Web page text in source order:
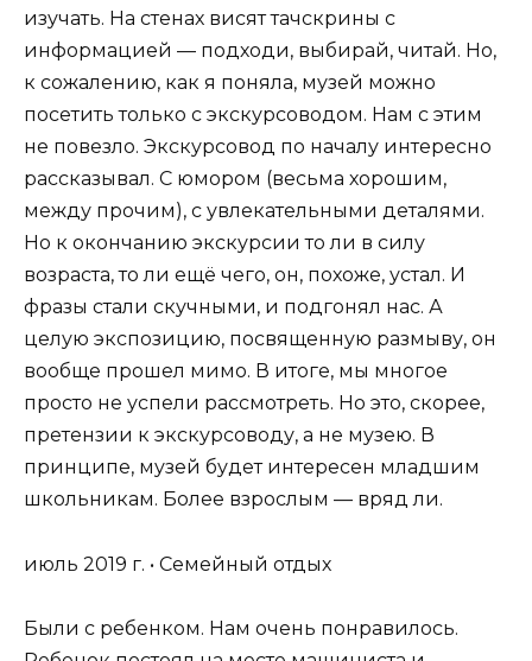
изучать. На стенах висят тачскрины с
информацией — подходи, выбирай, читай. Но,
к сожалению, как я поняла, музей можно
посетить только с экскурсоводом. Нам с этим
не повезло. Экскурсовод по началу интересно
рассказывал. С юмором (весьма хорошим,
между прочим), с увлекательными деталями.
Но к окончанию экскурсии то ли в силу
возраста, то ли ещё чего, он, похоже, устал. И
фразы стали скучными, и подгонял нас. А
целую экспозицию, посвященную размыву, он
вообще прошел мимо. В итоге, мы многое
просто не успели рассмотреть. Но это, скорее,
претензии к экскурсоводу, а не музею. В
принципе, музей будет интересен младшим
школьникам. Более взрослым — вряд ли.
июль 2019 г. • Семейный отдых
Были с ребенком. Нам очень понравилось.